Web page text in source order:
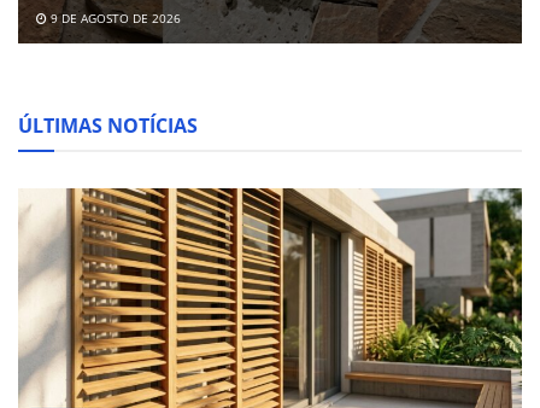
9 DE AGOSTO DE 2026
ÚLTIMAS NOTÍCIAS